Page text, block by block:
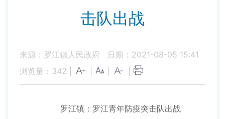
击队出战
来源：罗江镇人民政府
日期：2021-08-05 15:41
浏览量： 342
罗江镇：罗江青年防疫突击队出战